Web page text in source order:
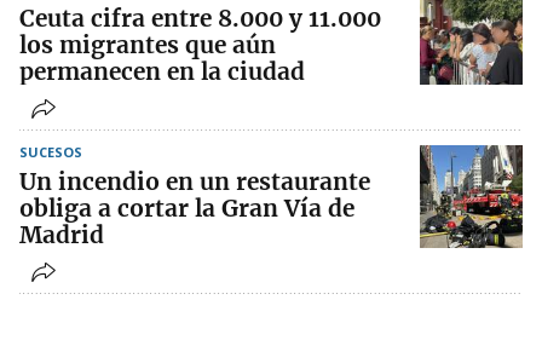
Ceuta cifra entre 8.000 y 11.000
los migrantes que aún
permanecen en la ciudad
SUCESOS
Un incendio en un restaurante
obliga a cortar la Gran Vía de
Madrid